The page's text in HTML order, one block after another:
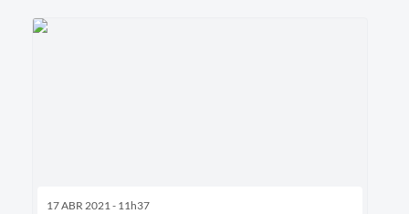
17 ABR 2021 - 11h37